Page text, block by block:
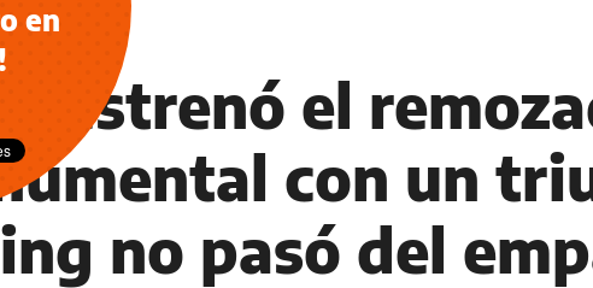
estrenó el
con un
no pasó del
en